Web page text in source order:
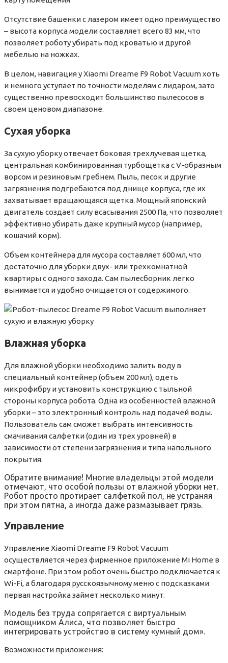
Отсутствие башенки с лазером имеет одно преимущество
– высота корпуса модели составляет всего 83 мм, что
позволяет роботу убирать под кроватью и другой
мебелью на ножках.
В целом, навигация у Xiaomi Dreame F9 Robot Vacuum хоть
и немного уступает по точности моделям с лидаром, зато
существенно превосходит большинство пылесосов в
своем ценовом диапазоне.
Сухая уборка
За сухую уборку отвечает боковая трехлучевая щетка,
центральная комбинированная турбощетка с V-образным
ворсом и резиновым гребнем. Пыль, песок и другие
загрязнения подгребаются под днище корпуса, где их
захватывает вращающаяся щетка. Мощный японский
двигатель создает силу всасывания 2500 Па, что позволяет
эффективно убирать даже крупный мусор (например,
кошачий корм).
Объем контейнера для мусора составляет 600 мл, что
достаточно для уборки двух- или трехкомнатной
квартиры с одного захода. Сам пылесборник легко
вынимается и удобно очищается от содержимого.
Влажная уборка
Для влажной уборки необходимо залить воду в
специальный контейнер (объем 200 мл), одеть
микрофибру и установить конструкцию с тыльной
стороны корпуса робота. Одна из особенностей влажной
уборки – это электронный контроль над подачей воды.
Пользователь сам сможет выбрать интенсивность
смачивания салфетки (один из трех уровней) в
зависимости от степени загрязнения и типа напольного
покрытия.
Обратите внимание! Многие владельцы этой модели
отмечают, что особой пользы от влажной уборки нет.
Робот просто протирает салфеткой пол, не устраняя
при этом пятна, а иногда даже размазывает грязь.
Управление
Управление Xiaomi Dreame F9 Robot Vacuum
осуществляется через фирменное приложение Mi Home в
смартфоне. При этом робот очень быстро подключается к
Wi-Fi, а благодаря русскоязычному меню с подсказками
первая настройка займет несколько минут.
Модель без труда сопрягается с виртуальным
помощником Алиса, что позволяет быстро
интегрировать устройство в систему «умный дом».
Возможности приложения: